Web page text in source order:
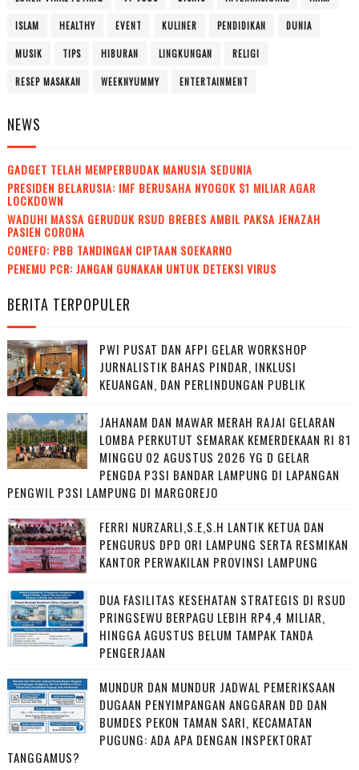
ISLAM HEALTHY EVENT KULINER PENDIDIKAN DUNIA
MUSIK TIPS HIBURAN LINGKUNGAN RELIGI
RESEP MASAKAN WEEKNYUMMY ENTERTAINMENT
NEWS
GADGET TELAH MEMPERBUDAK MANUSIA SEDUNIA
PRESIDEN BELARUSIA: IMF BERUSAHA NYOGOK $1 MILIAR AGAR
LOCKDOWN
WADUH! MASSA GERUDUK RSUD BREBES AMBIL PAKSA JENAZAH
PASIEN CORONA
CONEFO: PBB TANDINGAN CIPTAAN SOEKARNO
PENEMU PCR: JANGAN GUNAKAN UNTUK DETEKSI VIRUS
BERITA TERPOPULER
PWI PUSAT DAN AFPI GELAR WORKSHOP
JURNALISTIK BAHAS PINDAR, INKLUSI
KEUANGAN, DAN PERLINDUNGAN PUBLIK
JAHANAM DAN MAWAR MERAH RAJAI GELARAN
LOMBA PERKUTUT SEMARAK KEMERDEKAAN RI 81
MINGGU 02 AGUSTUS 2026 YG D GELAR
PENGDA P3SI BANDAR LAMPUNG DI LAPANGAN
PENGWIL P3SI LAMPUNG DI MARGOREJO
FERRI NURZARLI,S.E,S.H LANTIK KETUA DAN
PENGURUS DPD ORI LAMPUNG SERTA RESMIKAN
KANTOR PERWAKILAN PROVINSI LAMPUNG
DUA FASILITAS KESEHATAN STRATEGIS DI RSUD
PRINGSEWU BERPAGU LEBIH RP4,4 MILIAR,
HINGGA AGUSTUS BELUM TAMPAK TANDA
PENGERJAAN
MUNDUR DAN MUNDUR JADWAL PEMERIKSAAN
DUGAAN PENYIMPANGAN ANGGARAN DD DAN
BUMDES PEKON TAMAN SARI, KECAMATAN
PUGUNG: ADA APA DENGAN INSPEKTORAT
TANGGAMUS?